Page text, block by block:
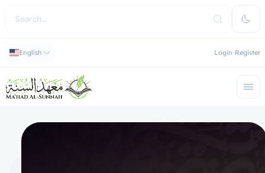
English Login Register